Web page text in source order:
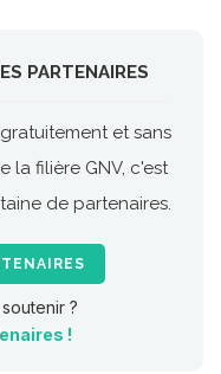
PARTENAIRES
et sans
la filière GNV, c'est
de partenaires.
?
!